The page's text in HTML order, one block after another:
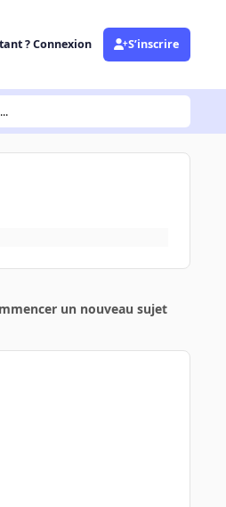
? Connexion S’inscrire
un nouveau sujet